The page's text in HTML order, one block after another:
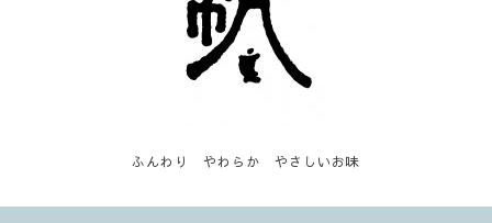
ふんわり やわらか やさしいお味